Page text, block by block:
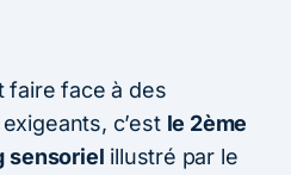
faire face à des
c’est le 2ème
sensoriel illustré par le